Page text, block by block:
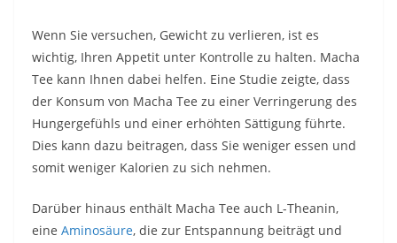
Wenn Sie versuchen, Gewicht zu verlieren, ist es
wichtig, Ihren Appetit unter Kontrolle zu halten. Macha
Tee kann Ihnen dabei helfen. Eine Studie zeigte, dass
der Konsum von Macha Tee zu einer Verringerung des
Hungergefühls und einer erhöhten Sättigung führte.
Dies kann dazu beitragen, dass Sie weniger essen und
somit weniger Kalorien zu sich nehmen.
Darüber hinaus enthält Macha Tee auch L-Theanin,
eine Aminosäure, die zur Entspannung beiträgt und